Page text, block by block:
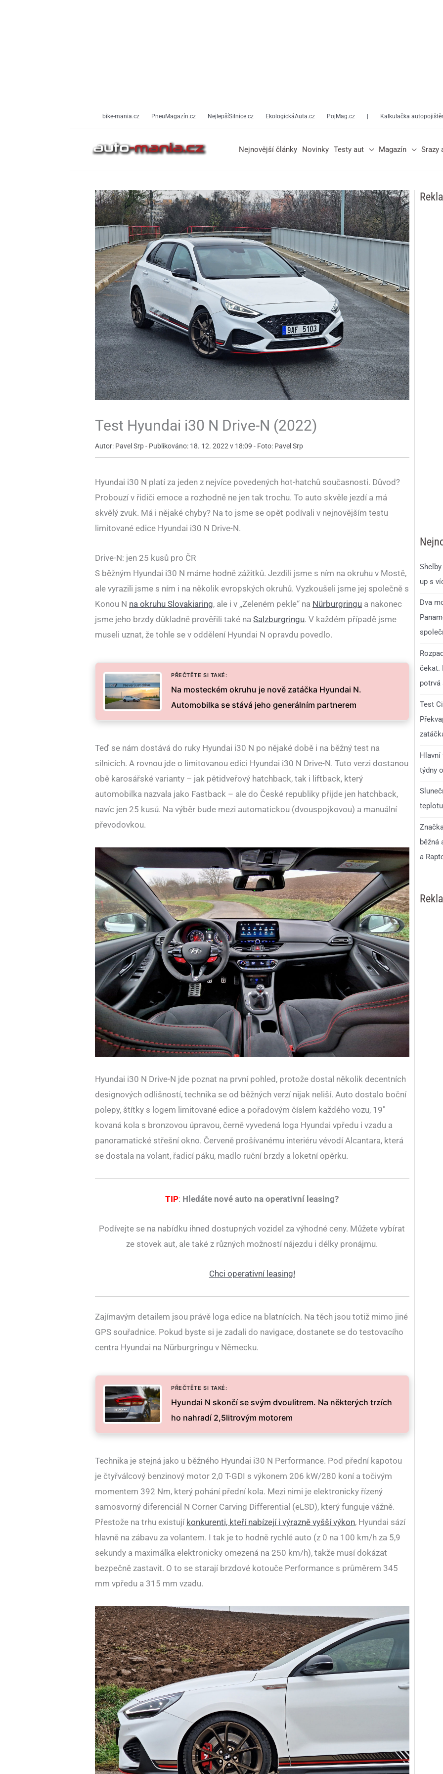
bike-mania.cz PneuMagazín.cz NejlepšíSilnice.cz EkologickáAuta.cz PojMag.cz Kalkulačka
Nejnovější články Novinky Testy aut Magazín Srazy
Test Hyundai i30 N Drive-N (2022)
Autor: Pavel Srp - Publikováno: 18. 12. 2022 v 18:09 - Foto: Pavel Srp
Hyundai i30 N platí za jeden z nejvíce povedených hot-hatchů současnosti. Důvod?
Probouzí v řidiči emoce a rozhodně ne jen tak trochu. To auto skvěle jezdí a má
skvělý zvuk. Má i nějaké chyby? Na to jsme se opět podívali v nejnovějším testu
limitované edice Hyundai i30 N Drive-N.
Drive-N: jen 25 kusů pro ČR
S běžným Hyundai i30 N máme hodně zážitků. Jezdili jsme s ním na okruhu v Mostě,
ale vyrazili jsme s ním i na několik evropských okruhů. Vyzkoušeli jsme jej společně s
Konou N na okruhu Slovakiaring, ale i v „Zeleném pekle“ na Nürburgringu a nakonec
jsme jeho brzdy důkladně prověřili také na Salzburgringu. V každém případě jsme
museli uznat, že tohle se v oddělení Hyundai N opravdu povedlo.
PŘEČTĚTE SI TAKÉ:
Na mosteckém okruhu je nově zatáčka Hyundai N.
Automobilka se stává jeho generálním partnerem
Teď se nám dostává do ruky Hyundai i30 N po nějaké době i na běžný test na
silnicích. A rovnou jde o limitovanou edici Hyundai i30 N Drive-N. Tuto verzi dostanou
obě karosářské varianty – jak pětidveřový hatchback, tak i liftback, který
automobilka nazvala jako Fastback – ale do České republiky přijde jen hatchback,
navíc jen 25 kusů. Na výběr bude mezi automatickou (dvouspojkovou) a manuální
převodovkou.
Hyundai i30 N Drive-N jde poznat na první pohled, protože dostal několik decentních
designových odlišností, technika se od běžných verzí nijak neliší. Auto dostalo boční
polepy, štítky s logem limitované edice a pořadovým číslem každého vozu, 19″
kovaná kola s bronzovou úpravou, černě vyvedená loga Hyundai vpředu i vzadu a
panoramatické střešní okno. Červeně prošívanému interiéru vévodí Alcantara, která
se dostala na volant, řadicí páku, madlo ruční brzdy a loketní opěrku.
TIP: Hledáte nové auto na operativní leasing?
Podívejte se na nabídku ihned dostupných vozidel za výhodné ceny. Můžete vybírat
ze stovek aut, ale také z různých možností nájezdu i délky pronájmu.
Chci operativní leasing!
Zajímavým detailem jsou právě loga edice na blatnících. Na těch jsou totiž mimo jiné
GPS souřadnice. Pokud byste si je zadali do navigace, dostanete se do testovacího
centra Hyundai na Nürburgringu v Německu.
PŘEČTĚTE SI TAKÉ:
Hyundai N skončí se svým dvoulitrem. Na některých trzích
ho nahradí 2,5litrovým motorem
Technika je stejná jako u běžného Hyundai i30 N Performance. Pod přední kapotou
je čtyřválcový benzinový motor 2,0 T-GDI s výkonem 206 kW/280 koní a točivým
momentem 392 Nm, který pohání přední kola. Mezi nimi je elektronicky řízený
samosvorný diferenciál N Corner Carving Differential (eLSD), který funguje vážně.
Přestože na trhu existují konkurenti, kteří nabízejí i výrazně vyšší výkon, Hyundai sází
hlavně na zábavu za volantem. I tak je to hodně rychlé auto (z 0 na 100 km/h za 5,9
sekundy a maximálka elektronicky omezená na 250 km/h), takže musí dokázat
bezpečně zastavit. O to se starají brzdové kotouče Performance s průměrem 345
mm vpředu a 315 mm vzadu.
up s
Dva
čekat.
potrvá
Test
Hlavní
týdny
běžná
a